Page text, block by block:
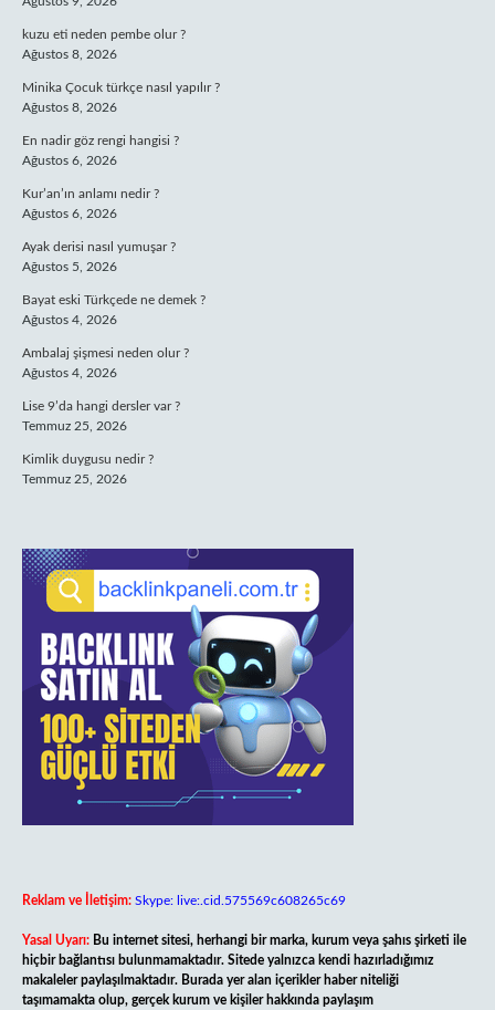
kuzu eti neden pembe olur ?
Ağustos 8, 2026
Minika Çocuk türkçe nasıl yapılır ?
Ağustos 8, 2026
En nadir göz rengi hangisi ?
Ağustos 6, 2026
Kur’an’ın anlamı nedir ?
Ağustos 6, 2026
Ayak derisi nasıl yumuşar ?
Ağustos 5, 2026
Bayat eski Türkçede ne demek ?
Ağustos 4, 2026
Ambalaj şişmesi neden olur ?
Ağustos 4, 2026
Lise 9’da hangi dersler var ?
Temmuz 25, 2026
Kimlik duygusu nedir ?
Temmuz 25, 2026
Reklam ve İletişim: Skype: live:.cid.575569c608265c69
Yasal Uyarı: Bu internet sitesi, herhangi bir marka, kurum veya şahıs şirketi ile
hiçbir bağlantısı bulunmamaktadır. Sitede yalnızca kendi hazırladığımız
makaleler paylaşılmaktadır. Burada yer alan içerikler haber niteliği
taşımamakta olup, gerçek kurum ve kişiler hakkında paylaşım